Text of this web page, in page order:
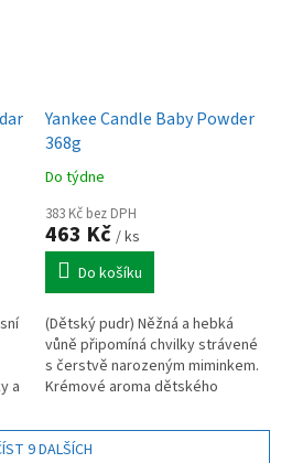
a
Yankee Candle Baby Powder
368g
Do týdne
383 Kč bez DPH
463 Kč / ks
Do košíku
(Dětský pudr) Něžná a hebká
vůně připomíná chvilky strávené
s čerstvě narozeným miminkem.
Krémové aroma dětského
příjemná a nevtíravá vůně.
9 DALŠÍCH